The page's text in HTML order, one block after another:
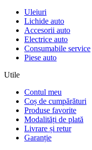
Uleiuri
Lichide auto
Accesorii auto
Electrice auto
Consumabile service
Piese auto
Utile
Contul meu
Coș de cumpărături
Produse favorite
Modalități de plată
Livrare și retur
Garanție